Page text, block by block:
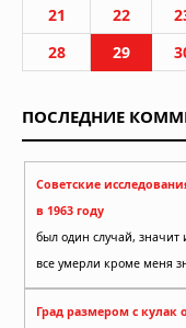
21
22
28
29
ПОСЛЕДНИЕ
Советские
в 1963 году
был один случай, значит
все умерли кроме меня
Град размером с